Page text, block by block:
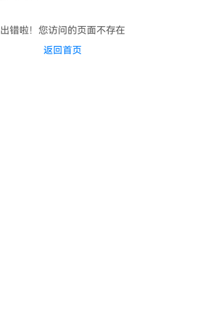
出错啦！您访问的页面不存在
返回首页